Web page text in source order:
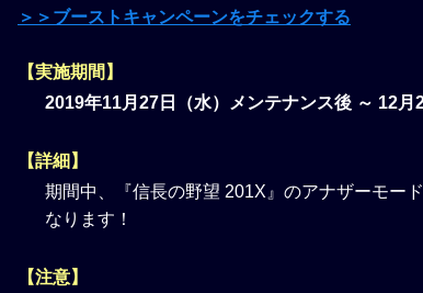
＞＞ブーストキャンペーンをチェックする
【実施期間】
2019年11月27日（水）メンテナンス後 ～ 12月
【詳細】
期間中、『信長の野望 201X』のアナザーモー
なります！
【注意】